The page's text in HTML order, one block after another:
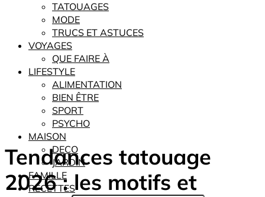
TATOUAGES
MODE
TRUCS ET ASTUCES
VOYAGES
QUE FAIRE À
LIFESTYLE
ALIMENTATION
BIEN ÊTRE
SPORT
PSYCHO
MAISON
DECO
JARDIN
FAMILLE
RECETTES
Tendances tatouage
2026 : les motifs et